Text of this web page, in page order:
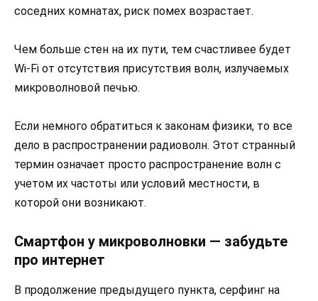
соседних комнатах, риск помех возрастает.
Чем больше стен на их пути, тем счастливее будет
Wi-Fi от отсутствия присутствия волн, излучаемых
микроволновой печью.
Если немного обратиться к законам физики, то все
дело в распространении радиоволн. Этот странный
термин означает просто распространение волн с
учетом их частоты или условий местности, в
которой они возникают.
Смартфон у микроволновки — забудьте
про интернет
В продолжение предыдущего пункта, серфинг на